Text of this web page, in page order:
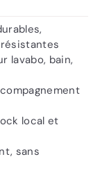
lavabo, bain,
local et
sans